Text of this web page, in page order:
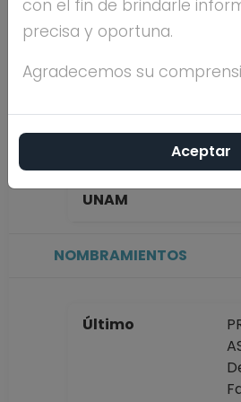
estudios
Antigüedad
UNAM
NOMBRAMIENTOS
Último
con el fin de brindarle
precisa y oportuna.
Agradecemos su
Aceptar